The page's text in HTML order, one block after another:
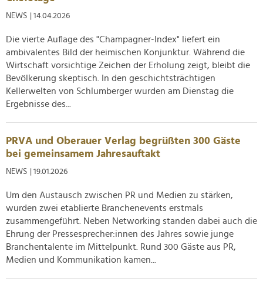
NEWS | 14.04.2026
Die vierte Auflage des "Champagner-Index" liefert ein
ambivalentes Bild der heimischen Konjunktur. Während die
Wirtschaft vorsichtige Zeichen der Erholung zeigt, bleibt die
Bevölkerung skeptisch. In den geschichtsträchtigen
Kellerwelten von Schlumberger wurden am Dienstag die
Ergebnisse des...
PRVA und Oberauer Verlag begrüßten 300 Gäste
bei gemeinsamem Jahresauftakt
NEWS | 19.01.2026
Um den Austausch zwischen PR und Medien zu stärken,
wurden zwei etablierte Branchenevents erstmals
zusammengeführt. Neben Networking standen dabei auch die
Ehrung der Pressesprecher:innen des Jahres sowie junge
Branchentalente im Mittelpunkt. Rund 300 Gäste aus PR,
Medien und Kommunikation kamen...